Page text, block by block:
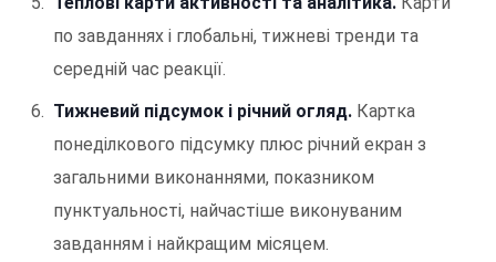
по завданнях і глобальні, тижневі тренди та
середній час реакції.
Тижневий підсумок і річний огляд. Картка
понеділкового підсумку плюс річний екран з
загальними виконаннями, показником
пунктуальності, найчастіше виконуваним
завданням і найкращим місяцем.